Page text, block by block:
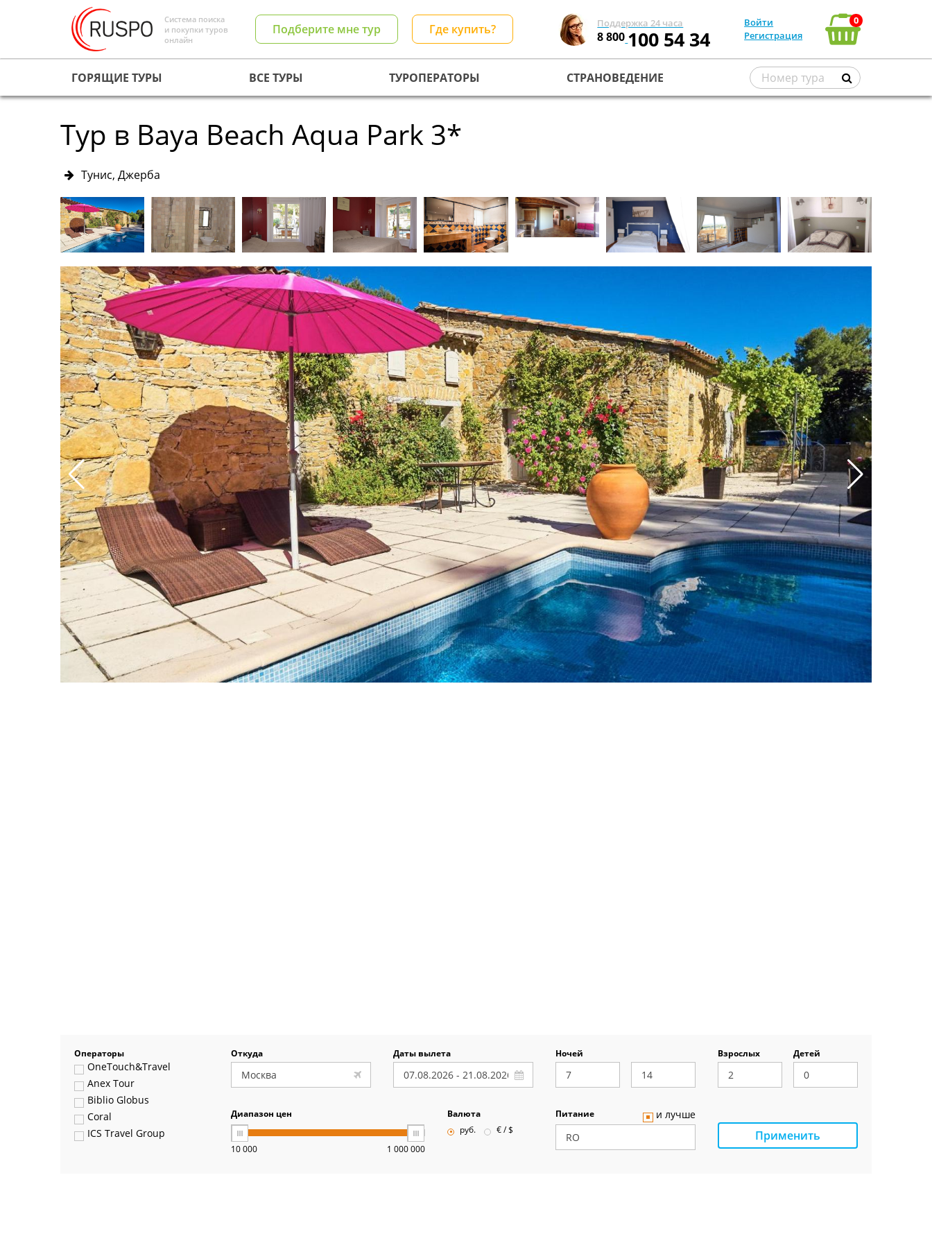
Система поиска
и покупки туров
онлайн
Подберите мне тур Где купить? Поддержка 24 часа
8 800100 54 34
Войти
Регистрация
0
ГОРЯЩИЕ ТУРЫ ВСЕ ТУРЫ ТУРОПЕРАТОРЫ СТРАНОВЕДЕНИЕ
Тур в Baya Beach Aqua Park 3*
Тунис, Джерба
Операторы
OneTouch&Travel
Anex Tour
Biblio Globus
Coral
ICS Travel Group
Откуда Даты вылета Ночей Взрослых Детей
Диапазон цен
10 000 1 000 000
Валюта
руб.
€ / $
Питание и лучше
Применить